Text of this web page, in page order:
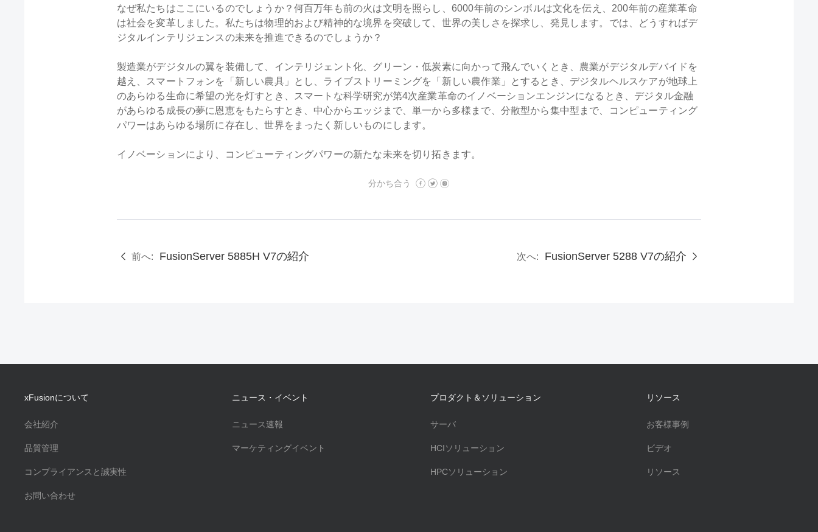
なぜ私たちはここにいるのでしょうか？何百万年も前の火は文明を照らし、6000年前のシンボルは文化を伝え、200年前の産業革命
は社会を変革しました。私たちは物理的および精神的な境界を突破して、世界の美しさを探求し、発見します。では、どうすればデ
ジタルインテリジェンスの未来を推進できるのでしょうか？
製造業がデジタルの翼を装備して、インテリジェント化、グリーン・低炭素に向かって飛んでいくとき、農業がデジタルデバイドを
越え、スマートフォンを「新しい農具」とし、ライブストリーミングを「新しい農作業」とするとき、デジタルヘルスケアが地球上
のあらゆる生命に希望の光を灯すとき、スマートな科学研究が第4次産業革命のイノベーションエンジンになるとき、デジタル金融
があらゆる成長の夢に恩恵をもたらすとき、中心からエッジまで、単一から多様まで、分散型から集中型まで、コンピューティング
パワーはあらゆる場所に存在し、世界をまったく新しいものにします。
イノベーションにより、コンピューティングパワーの新たな未来を切り拓きます。
分かち合う
前へ: FusionServer 5885H V7の紹介 次へ: FusionServer 5288 V7の紹介
xFusionについて
会社紹介
品質管理
コンプライアンスと誠実性
お問い合わせ
ニュース・イベント
ニュース速報
マーケティングイベント
プロダクト＆ソリューション
サーバ
HCIソリューション
HPCソリューション
リソース
お客様事例
ビデオ
リソース